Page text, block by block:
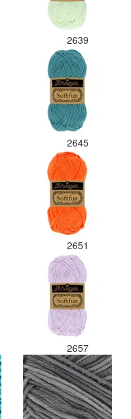
2639
2645
2651
2657